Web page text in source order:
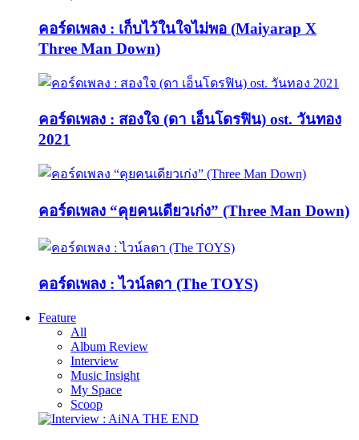
คอร์ดเพลง : เก็บไว้ในใจไม่พอ (Maiyarap X
Three Man Down)
คอร์ดเพลง : สองใจ (ดา เอ็นโดรฟิน) ost. วันทอง
2021
คอร์ดเพลง “คุยคนเดียวเก่ง” (Three Man Down)
คอร์ดเพลง : ไวน์ลดา (The TOYS)
Feature
All
Album Review
Interview
Music Insight
My Space
Scoop